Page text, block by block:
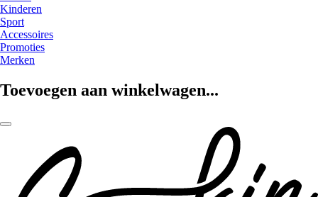
Kinderen
Sport
Accessoires
Promoties
Merken
Toevoegen aan winkelwagen...